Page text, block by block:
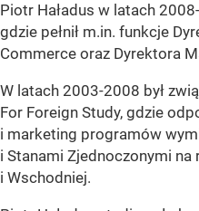
Piotr Haładus w latach
gdzie pełnił m.in. funkcje
Commerce oraz Dyrektora
W latach 2003-2008 był
For Foreign Study, gdzie
i marketing programów
i Stanami Zjednoczonymi
i Wschodniej.